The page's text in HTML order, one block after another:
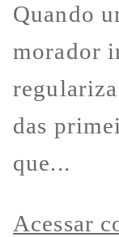
Quando
morador
das
que...
Acessar